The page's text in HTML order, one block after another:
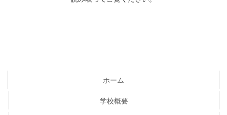
ホーム
学校概要